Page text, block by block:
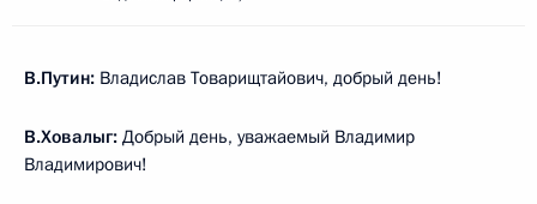
В.Путин: Владислав Товарищтайович, добрый день!
В.Ховалыг: Добрый день, уважаемый Владимир
Владимирович!